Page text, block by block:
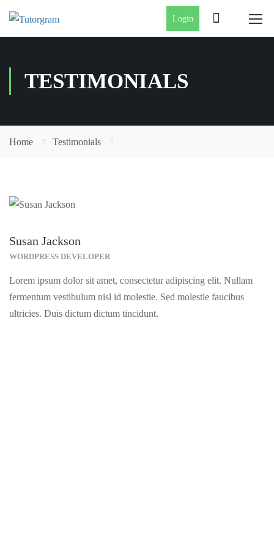
Login
TESTIMONIALS
Home Testimonials
Susan Jackson
WORDPRESS DEVELOPER
Lorem ipsum dolor sit amet, consectetur adipiscing elit. Nullam
fermentum vestibulum nisl id molestie. Sed molestie faucibus
ultricies. Duis dictum dictum tincidunt.